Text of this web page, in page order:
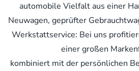
automobile Vielfalt aus einer
Neuwagen, geprüfter
Werkstattservice: Bei uns
einer großen
kombiniert mit der persönlichen